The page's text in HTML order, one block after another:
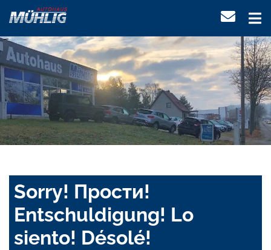
Sorry! Прости!
Entschuldigung! Lo
siento! Désolé!